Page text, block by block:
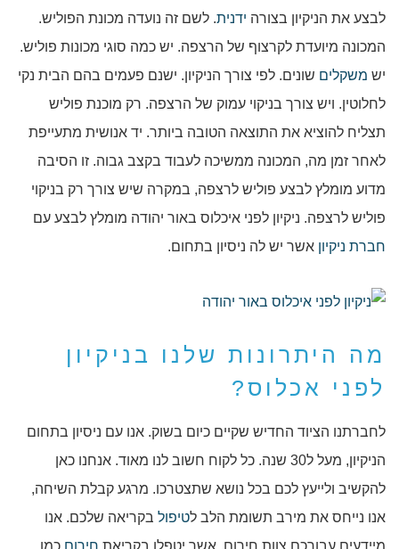
לבצע את הניקיון בצורה ידנית. לשם זה נועדה מכונת הפוליש.
המכונה מיועדת לקרצוף של הרצפה. יש כמה סוגי מכונות פוליש.
יש משקלים שונים. לפי צורך הניקיון. ישנם פעמים בהם הבית נקי
לחלוטין. ויש צורך בניקוי עמוק של הרצפה. רק מוכנת פוליש
תצליח להוציא את התוצאה הטובה ביותר. יד אנושית מתעייפת
לאחר זמן מה, המכונה ממשיכה לעבוד בקצב גבוה. זו הסיבה
מדוע מומלץ לבצע פוליש לרצפה, במקרה שיש צורך רק בניקוי
פוליש לרצפה. ניקיון לפני איכלוס באור יהודה מומלץ לבצע עם
חברת ניקיון אשר יש לה ניסיון בתחום.
מה היתרונות שלנו בניקיון
לפני אכלוס?
לחברתנו הציוד החדיש שקיים כיום בשוק. אנו עם ניסיון בתחום
הניקיון, מעל ל30 שנה. כל לקוח חשוב לנו מאוד. אנחנו כאן
להקשיב ולייעץ לכם בכל נושא שתצטרכו. מרגע קבלת השיחה,
אנו נייחס את מירב תשומת הלב לטיפול בקריאה שלכם. אנו